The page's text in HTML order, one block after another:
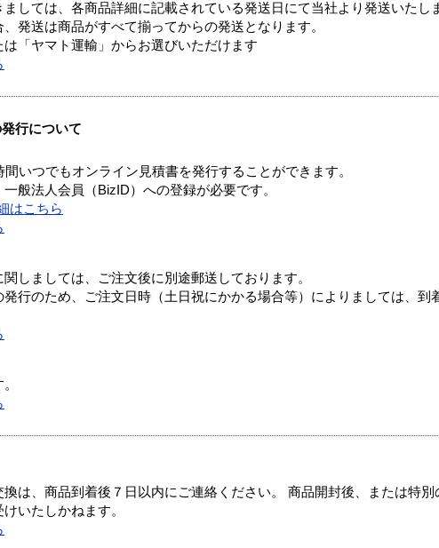
しては、各商品詳細に記載されている発送日にて当社より発送いたし
発送は商品がすべて揃ってからの発送となります。
「ヤマト運輸」からお選びいただけます
行について
いつでもオンライン見積書を発行することができます。
般法人会員（BizID）への登録が必要です。
はこちら
しましては、ご注文後に別途郵送しております。
行のため、ご注文日時（土日祝にかかる場合等）によりましては、到
は、商品到着後７日以内にご連絡ください。 商品開封後、または特別
いたしかねます。